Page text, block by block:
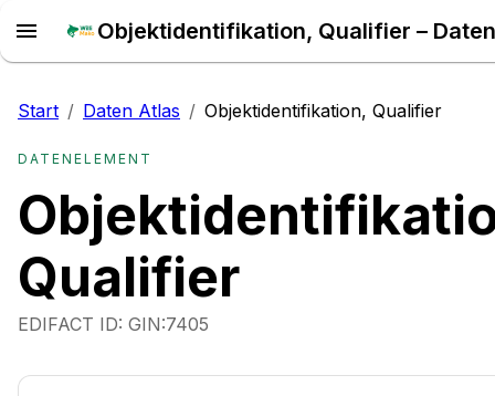
Start / Daten Atlas / Objektidentifikation, Qualifier
DATENELEMENT
Qualifier
EDIFACT ID: GIN:7405